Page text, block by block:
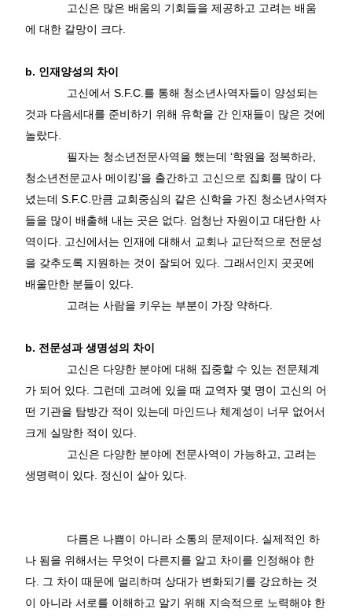
고신은 많은 배움의 기회들을 제공하고 고려는 배움
에 대한 갈망이 크다
b. 인재양성의 차이
고신에서S.F.C. 를 통해 청소년사역자들이 양성되는
것과 다음세대를 준비하기 위해 유학을 간 인재들이 많은 것에
놀랐다
필자는 청소년전문사역을 했는데‘학원을 정복하라
청소년전문교사 메이킹’을 출간하고 고신으로 집회를 많이 다
녔는데 S.F.C. 만큼 교회중심의 같은 신학을 가진 청소년사역자
들을 많이 배출해 내는 곳은 없다 엄청난 자원이고 대단한 사
역이다
고신에서는 인재에 대해서 교회나 교단적으로 전문성
을 갖추도록 지원하는 것이 잘되어 있다
그래서인지 곳곳에
배울만한 분들이 있다
고려는 사람을 키우는 부분이 가장 약하다
b. 전문성과 생명성의 차이
고신은 다양한 분야에 대해 집중할 수 있는 전문체계
가 되어 있다
그런데 고려에 있을 때 교역자 몇 명이 고신의 어
떤 기관을 탐방간 적이 있는데 마인드나 체계성이 너무 없어서
크게 실망한 적이 있다
고신은 다양한 분야에 전문사역이 가능하고
고려는
생명력이 있다 정신이 살아 있다
다름은 나쁨이 아니라 소통의 문제이다 실제적인 하
나 됨을 위해서는 무엇이 다른지를 알고 차이를 인정해야 한
다
그 차이 때문에 멀리하며 상대가 변화되기를 강요하는 것
이 아니라 서로를 이해하고 알기 위해 지속적으로 노력해야 한